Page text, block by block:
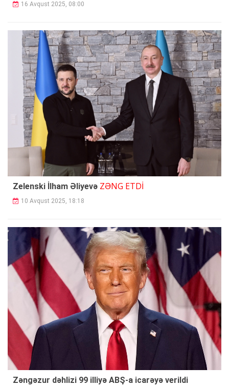
16 Avqust 2025, 08:00
Zelenski İlham Əliyevə ZƏNG ETDİ
10 Avqust 2025, 18:18
Zəngəzur dəhlizi 99 illiyə ABŞ-a icarəyə verildi